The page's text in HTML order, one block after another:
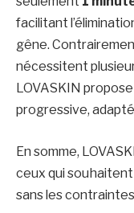
facilitant
gêne.
nécessitent
LOVASKIN
progressive,
En somme,
ceux qui
sans les contraintes